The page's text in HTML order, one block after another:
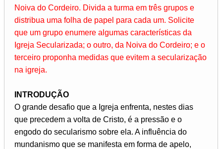
Noiva do Cordeiro. Divida a turma em três grupos e
distribua uma folha de papel para cada um. Solicite
que um grupo enumere algumas características da
Igreja Secularizada; o outro, da Noiva do Cordeiro; e o
terceiro proponha medidas que evitem a secularização
na igreja.
INTRODUÇÃO
O grande desafio que a Igreja enfrenta, nestes dias
que precedem a volta de Cristo, é a pressão e o
engodo do secularismo sobre ela. A influência do
mundanismo que se manifesta em forma de apelo,